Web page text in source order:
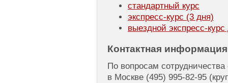
стандартный курс
экспресс-курс (3 дня)
выездной экспресс-курс
Контактная информация
По вопросам
в Москве (495) 995-82-95